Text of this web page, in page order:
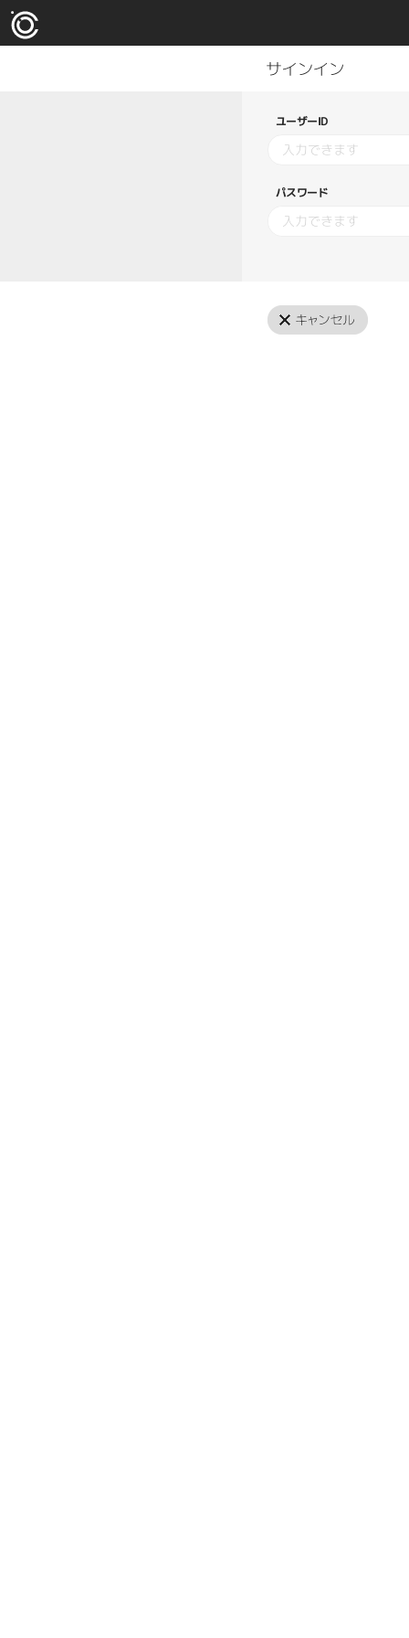
ユーザーID
パスワード